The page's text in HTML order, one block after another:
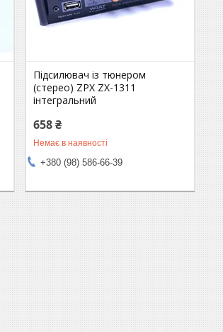
Підсилювач із тюнером
(стерео) ZPX ZX-1311
інтегральний
658 ₴
Немає в наявності
+380 (98) 586-66-39